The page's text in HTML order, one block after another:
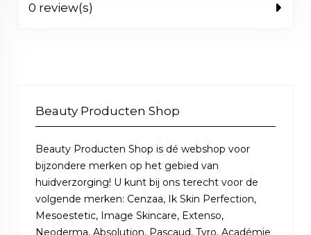
0 review(s)
Beauty Producten Shop
Beauty Producten Shop is dé webshop voor
bijzondere merken op het gebied van
huidverzorging! U kunt bij ons terecht voor de
volgende merken: Cenzaa, Ik Skin Perfection,
Mesoestetic, Image Skincare, Extenso,
Neoderma, Absolution, Pascaud, Tyro, Académie